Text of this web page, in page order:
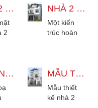
NHÀ 2 TẦNG HIỆN ĐẠI ĐẸP TINH TẾ VỚI KIẾN TRÚC HOÀN HẢO
2
NHÀ 2 TẦNG 7X9M HIỆN ĐẠI 3 PHÒNG NGỦ TẠI HÓC MÔN
Một kiến
trúc hoàn
như đôi bàn
tay khéo léo
của...
MẪU NHÀ 2 TẦNG 4X15M HIỆN ĐẠI TẠI GÒ VẤP MẪU THIẾT KẾ NHÀ 2 TẦNG 7X15M MÁI NHẬT
Mẫu thiết
kế nhà 2